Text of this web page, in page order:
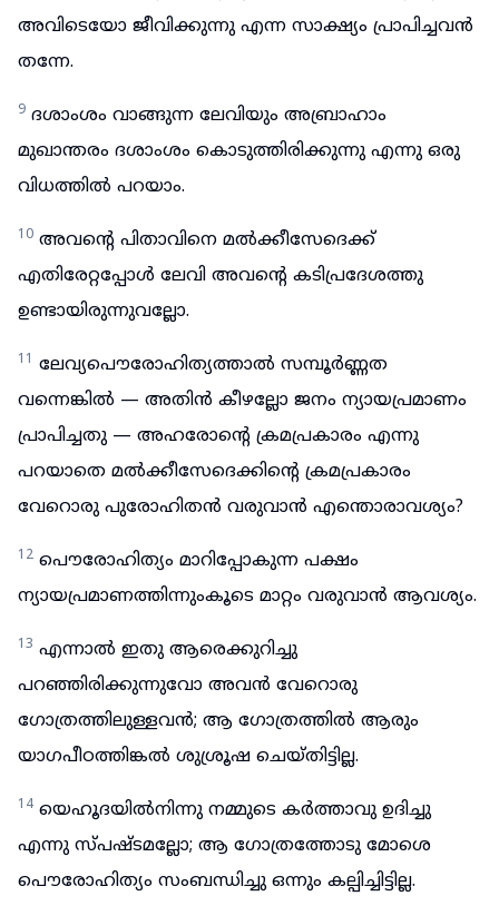
അവിടെയോ ജീവിക്കുന്നു എന്ന സാക്ഷ്യം പ്രാപിച്ചവൻ
തന്നേ.
9 ദശാംശം വാങ്ങുന്ന ലേവിയും അബ്രാഹാം
മുഖാന്തരം ദശാംശം കൊടുത്തിരിക്കുന്നു എന്നു ഒരു
വിധത്തിൽ പറയാം.
10 അവന്റെ പിതാവിനെ മൽക്കീസേദെക്ക്
എതിരേറ്റപ്പോൾ ലേവി അവന്റെ കടിപ്രദേശത്തു
ഉണ്ടായിരുന്നുവല്ലോ.
11 ലേവ്യപൌരോഹിത്യത്താൽ സമ്പൂർണ്ണത
വന്നെങ്കിൽ — അതിൻ കീഴല്ലോ ജനം ന്യായപ്രമാണം
പ്രാപിച്ചതു — അഹരോന്റെ ക്രമപ്രകാരം എന്നു
പറയാതെ മൽക്കീസേദെക്കിന്റെ ക്രമപ്രകാരം
വേറൊരു പുരോഹിതൻ വരുവാൻ എന്തൊരാവശ്യം?
12 പൌരോഹിത്യം മാറിപ്പോകുന്ന പക്ഷം
ന്യായപ്രമാണത്തിന്നുംകൂടെ മാറ്റം വരുവാൻ ആവശ്യം.
13 എന്നാൽ ഇതു ആരെക്കുറിച്ചു
പറഞ്ഞിരിക്കുന്നുവോ അവൻ വേറൊരു
ഗോത്രത്തിലുള്ളവൻ; ആ ഗോത്രത്തിൽ ആരും
യാഗപീഠത്തിങ്കൽ ശുശ്രൂഷ ചെയ്തിട്ടില്ല.
14 യെഹൂദയിൽനിന്നു നമ്മുടെ കർത്താവു ഉദിച്ചു
എന്നു സ്പഷ്ടമല്ലോ; ആ ഗോത്രത്തോടു മോശെ
പൌരോഹിത്യം സംബന്ധിച്ചു ഒന്നും കല്പിച്ചിട്ടില്ല.